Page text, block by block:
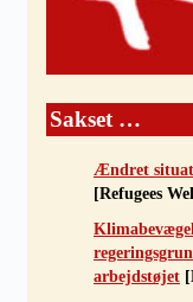
Sakset …
Ændret
[Refugees
arbejdstøjet